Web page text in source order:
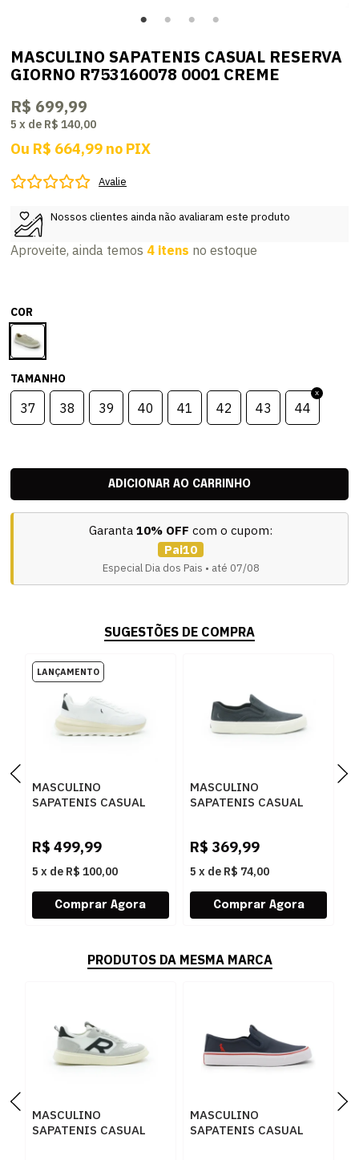
MASCULINO SAPATENIS CASUAL RESERVA
GIORNO R753160078 0001 CREME
R$ 699,99
5 x de R$ 140,00
Ou R$ 664,99 no PIX
Avalie
Nossos clientes ainda não avaliaram este produto
Aproveite, ainda temos 4 itens no estoque
COR
TAMANHO
37 38 39 40 41 42 43 44
Garanta 10% OFF com o cupom:
Pai10
Especial Dia dos Pais • até 07/08
SUGESTÕES DE COMPRA
MASCULINO
SAPATENIS CASUAL
R$ 499,99
5 x de R$ 100,00
MASCULINO
SAPATENIS CASUAL
R$ 369,99
5 x de R$ 74,00
PRODUTOS DA MESMA MARCA
MASCULINO
SAPATENIS CASUAL
MASCULINO
SAPATENIS CASUAL